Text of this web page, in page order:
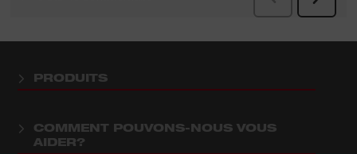
PRODUITS
COMMENT POUVONS-NOUS VOUS
AIDER?